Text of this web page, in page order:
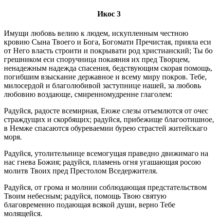
Икос 3
Имущи любовь велию к людем, искупленным честною
кровию Сына Твоего и Бога, Богомати Пречистая, прияла еси
от Него власть строити и покрывати род христианский; Ты бо
грешником еси споручница покаяния их пред Творцем,
ненадежным надежда спасения, бедствующим скорая помощь,
погибшим взыскание державное и всему миру покров. Тебе,
милосердой и благолюбивой заступнице нашей, за любовь
любовию воздающе, смиренномудренне глаголем:
Радуйся, радосте всемирная, Еюже слезы отъемлются от очес
страждущих и скорбящих; радуйся, прибежище благоотишное,
в Немже спасаются обуреваемии бурею страстей житейскаго
моря.
Радуйся, утолительнице всемогущая праведно движимаго на
нас гнева Божия; радуйся, пламень огня угашающая росою
молитв Твоих пред Престолом Вседержителя.
Радуйся, от грома и молнии соблюдающая предстательством
Твоим небесным; радуйся, помощь Твою святую
благовременно подающая всякой души, верно Тебе
молящейся.